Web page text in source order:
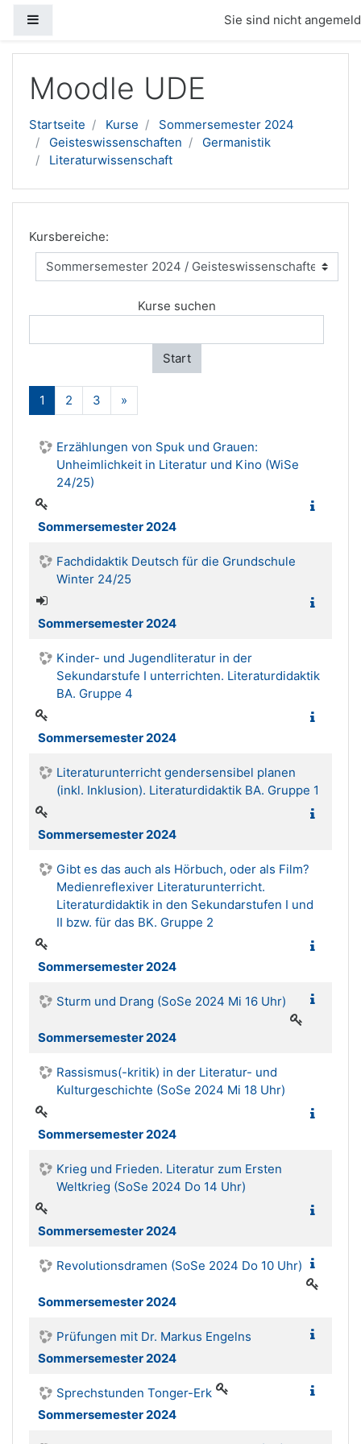
Sie sind nicht
Moodle UDE
Startseite Kurse
Sommersemester 2024
Geisteswissenschaften
Germanistik
Literaturwissenschaft
Kursbereiche:
Kurse suchen
Start
1 (aktuell)
2 3 »
Erzählungen von Spuk und Grauen:
Unheimlichkeit in Literatur und Kino (WiSe
24/25)
Sommersemester 2024
Fachdidaktik Deutsch für die Grundschule
Winter 24/25
Sommersemester 2024
Kinder- und Jugendliteratur in der
Sekundarstufe I unterrichten. Literaturdidaktik
BA. Gruppe 4
Sommersemester 2024
Literaturunterricht gendersensibel planen
(inkl. Inklusion). Literaturdidaktik BA. Gruppe 1
Sommersemester 2024
Gibt es das auch als Hörbuch, oder als Film?
Medienreflexiver Literaturunterricht.
Literaturdidaktik in den Sekundarstufen I und
II bzw. für das BK. Gruppe 2
Sommersemester 2024
Sturm und Drang (SoSe 2024 Mi 16 Uhr)
Sommersemester 2024
Rassismus(-kritik) in der Literatur- und
Kulturgeschichte (SoSe 2024 Mi 18 Uhr)
Sommersemester 2024
Krieg und Frieden. Literatur zum Ersten
Weltkrieg (SoSe 2024 Do 14 Uhr)
Sommersemester 2024
Revolutionsdramen (SoSe 2024 Do 10 Uhr)
Sommersemester 2024
Prüfungen mit Dr. Markus Engelns
Sommersemester 2024
Sprechstunden Tonger-Erk
Sommersemester 2024